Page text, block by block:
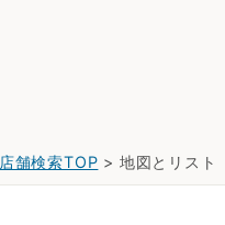
店舗検索TOP > 地図とリスト